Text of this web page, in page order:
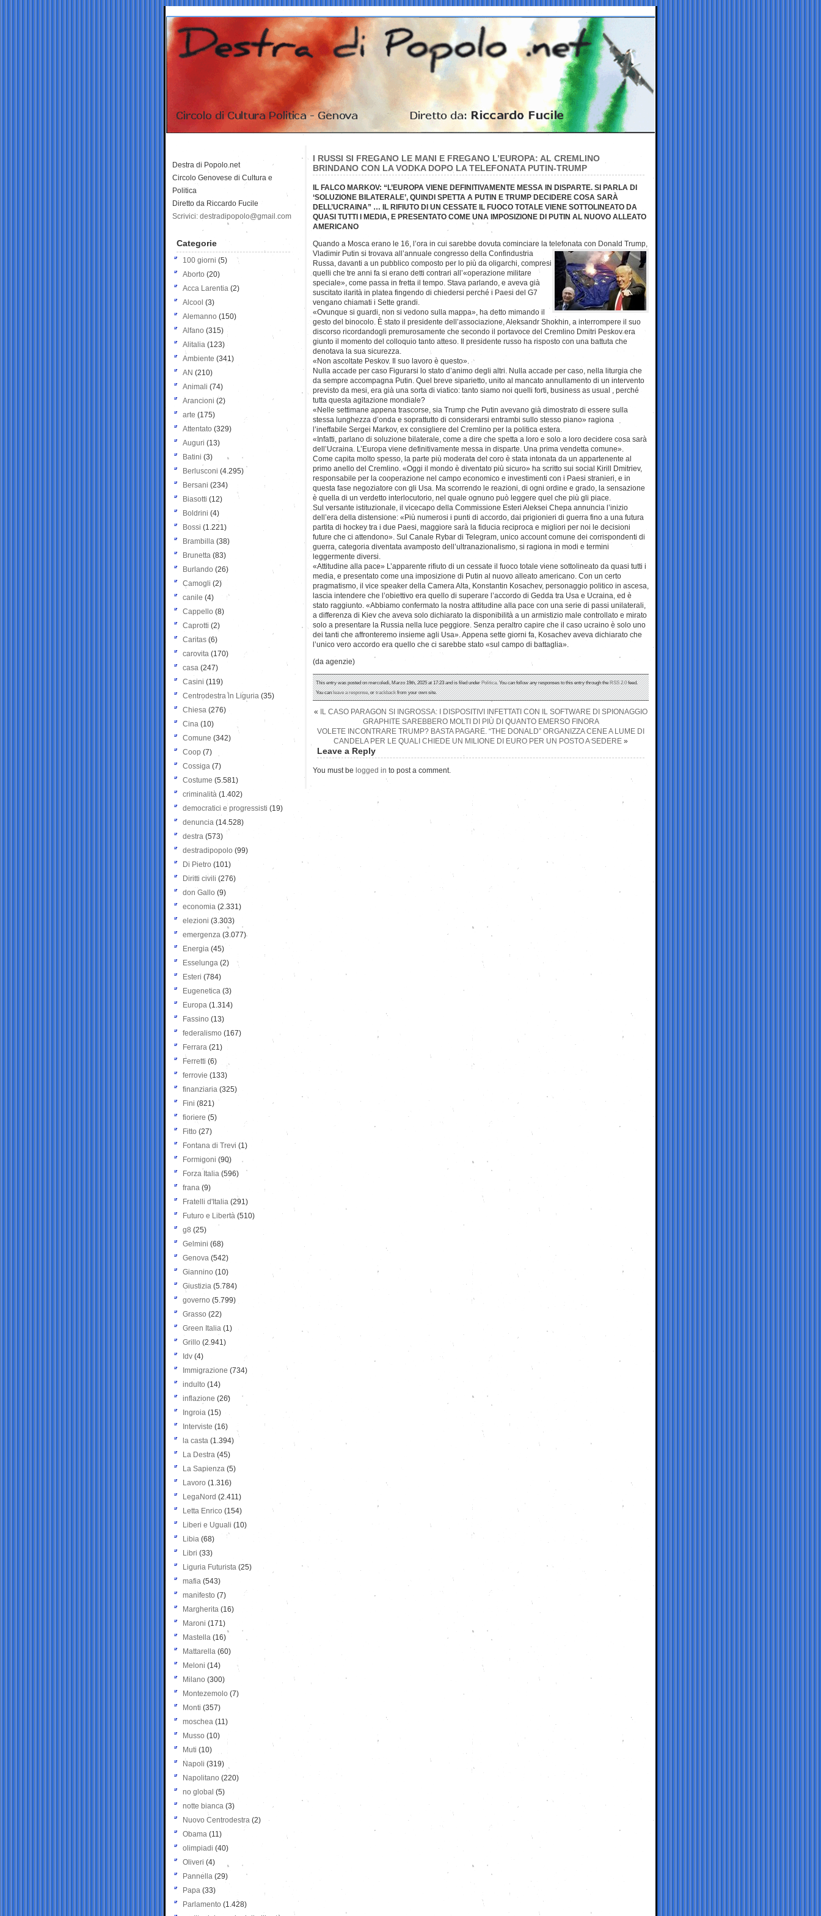
I RUSSI SI FREGANO LE MANI E FREGANO L’EUROPA: AL CREMLINO
BRINDANO CON LA VODKA DOPO LA TELEFONATA PUTIN-TRUMP
IL FALCO MARKOV: “L’EUROPA VIENE DEFINITIVAMENTE MESSA IN DISPARTE. SI PARLA DI
‘SOLUZIONE BILATERALE’, QUINDI SPETTA A PUTIN E TRUMP DECIDERE COSA SARÀ
DELL’UCRAINA” … IL RIFIUTO DI UN CESSATE IL FUOCO TOTALE VIENE SOTTOLINEATO DA
QUASI TUTTI I MEDIA, E PRESENTATO COME UNA IMPOSIZIONE DI PUTIN AL NUOVO ALLEATO
AMERICANO
Quando a Mosca erano le 16, l’ora in cui sarebbe dovuta cominciare la telefonata con Donald Trump,
Vladimir Putin si trovava all’annuale congresso della Confindustria
Russa, davanti a un pubblico composto per lo più da oligarchi, compresi
quelli che tre anni fa si erano detti contrari all’«operazione militare
speciale», come passa in fretta il tempo. Stava parlando, e aveva già
suscitato ilarità in platea fingendo di chiedersi perché i Paesi del G7
vengano chiamati i Sette grandi.
«Ovunque si guardi, non si vedono sulla mappa», ha detto mimando il
gesto del binocolo. È stato il presidente dell’associazione, Aleksandr Shokhin, a interrompere il suo
discorso ricordandogli premurosamente che secondo il portavoce del Cremlino Dmitri Peskov era
giunto il momento del colloquio tanto atteso. Il presidente russo ha risposto con una battuta che
denotava la sua sicurezza.
«Non ascoltate Peskov. Il suo lavoro è questo».
Nulla accade per caso Figurarsi lo stato d’animo degli altri. Nulla accade per caso, nella liturgia che
da sempre accompagna Putin. Quel breve siparietto, unito al mancato annullamento di un intervento
previsto da mesi, era già una sorta di viatico: tanto siamo noi quelli forti, business as usual , perché
tutta questa agitazione mondiale?
«Nelle settimane appena trascorse, sia Trump che Putin avevano già dimostrato di essere sulla
stessa lunghezza d’onda e soprattutto di considerarsi entrambi sullo stesso piano» ragiona
l’ineffabile Sergei Markov, ex consigliere del Cremlino per la politica estera.
«Infatti, parlano di soluzione bilaterale, come a dire che spetta a loro e solo a loro decidere cosa sarà
dell’Ucraina. L’Europa viene definitivamente messa in disparte. Una prima vendetta comune».
Come capita molto spesso, la parte più moderata del coro è stata intonata da un appartenente al
primo anello del Cremlino. «Oggi il mondo è diventato più sicuro» ha scritto sui social Kirill Dmitriev,
responsabile per la cooperazione nel campo economico e investimenti con i Paesi stranieri, e in
questa fase negoziatore con gli Usa. Ma scorrendo le reazioni, di ogni ordine e grado, la sensazione
è quella di un verdetto interlocutorio, nel quale ognuno può leggere quel che più gli piace.
Sul versante istituzionale, il vicecapo della Commissione Esteri Aleksei Chepa annuncia l’inizio
dell’era della distensione: «Più numerosi i punti di accordo, dai prigionieri di guerra fino a una futura
partita di hockey tra i due Paesi, maggiore sarà la fiducia reciproca e migliori per noi le decisioni
future che ci attendono». Sul Canale Rybar di Telegram, unico account comune dei corrispondenti di
guerra, categoria diventata avamposto dell’ultranazionalismo, si ragiona in modi e termini
leggermente diversi.
«Attitudine alla pace» L’apparente rifiuto di un cessate il fuoco totale viene sottolineato da quasi tutti i
media, e presentato come una imposizione di Putin al nuovo alleato americano. Con un certo
pragmatismo, il vice speaker della Camera Alta, Konstantin Kosachev, personaggio politico in ascesa,
lascia intendere che l’obiettivo era quello di superare l’accordo di Gedda tra Usa e Ucraina, ed è
stato raggiunto. «Abbiamo confermato la nostra attitudine alla pace con una serie di passi unilaterali,
a differenza di Kiev che aveva solo dichiarato la disponibilità a un armistizio male controllato e mirato
solo a presentare la Russia nella luce peggiore. Senza peraltro capire che il caso ucraino è solo uno
dei tanti che affronteremo insieme agli Usa». Appena sette giorni fa, Kosachev aveva dichiarato che
l’unico vero accordo era quello che ci sarebbe stato «sul campo di battaglia».
(da agenzie)
This entry was posted on mercoledì, Marzo 19th, 2025 at 17:23 and is filed underPolitica. You can follow any responses to this entry through theRSS 2.0feed.
You canleave a response, ortrackbackfrom your own site.
«
IL CASO PARAGON SI INGROSSA: I DISPOSITIVI INFETTATI CON IL SOFTWARE DI SPIONAGGIO
GRAPHITE SAREBBERO MOLTI DI PIÙ DI QUANTO EMERSO FINORA
VOLETE INCONTRARE TRUMP? BASTA PAGARE. “THE DONALD” ORGANIZZA CENE A LUME DI
CANDELA PER LE QUALI CHIEDE UN MILIONE DI EURO PER UN POSTO A SEDERE »
Leave a Reply
You must be logged in to post a comment.
Destra di Popolo.net
Circolo Genovese di Cultura e
Politica
Diretto da Riccardo Fucile
Scrivici: destradipopolo@gmail.com
Categorie
100 giorni (5)
Aborto (20)
Acca Larentia (2)
Alcool (3)
Alemanno (150)
Alfano (315)
Alitalia (123)
Ambiente (341)
AN (210)
Animali (74)
Arancioni (2)
arte (175)
Attentato (329)
Auguri (13)
Batini (3)
Berlusconi (4.295)
Bersani (234)
Biasotti (12)
Boldrini (4)
Bossi (1.221)
Brambilla (38)
Brunetta (83)
Burlando (26)
Camogli (2)
canile (4)
Cappello (8)
Caprotti (2)
Caritas (6)
carovita (170)
casa (247)
Casini (119)
Centrodestra in Liguria (35)
Chiesa (276)
Cina (10)
Comune (342)
Coop (7)
Cossiga (7)
Costume (5.581)
criminalità (1.402)
democratici e progressisti (19)
denuncia (14.528)
destra (573)
destradipopolo (99)
Di Pietro (101)
Diritti civili (276)
don Gallo (9)
economia (2.331)
elezioni (3.303)
emergenza (3.077)
Energia (45)
Esselunga (2)
Esteri (784)
Eugenetica (3)
Europa (1.314)
Fassino (13)
federalismo (167)
Ferrara (21)
Ferretti (6)
ferrovie (133)
finanziaria (325)
Fini (821)
fioriere (5)
Fitto (27)
Fontana di Trevi (1)
Formigoni (90)
Forza Italia (596)
frana (9)
Fratelli d'Italia (291)
Futuro e Libertà (510)
g8 (25)
Gelmini (68)
Genova (542)
Giannino (10)
Giustizia (5.784)
governo (5.799)
Grasso (22)
Green Italia (1)
Grillo (2.941)
Idv (4)
Immigrazione (734)
indulto (14)
inflazione (26)
Ingroia (15)
Interviste (16)
la casta (1.394)
La Destra (45)
La Sapienza (5)
Lavoro (1.316)
LegaNord (2.411)
Letta Enrico (154)
Liberi e Uguali (10)
Libia (68)
Libri (33)
Liguria Futurista (25)
mafia (543)
manifesto (7)
Margherita (16)
Maroni (171)
Mastella (16)
Mattarella (60)
Meloni (14)
Milano (300)
Montezemolo (7)
Monti (357)
moschea (11)
Musso (10)
Muti (10)
Napoli (319)
Napolitano (220)
no global (5)
notte bianca (3)
Nuovo Centrodestra (2)
Obama (11)
olimpiadi (40)
Oliveri (4)
Pannella (29)
Papa (33)
Parlamento (1.428)